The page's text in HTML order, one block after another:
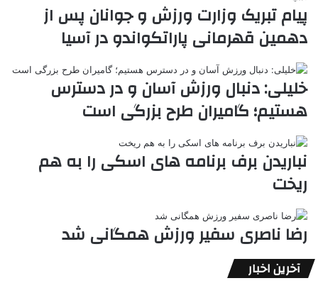
t
e
پیام تبریک وزارت ورزش و جوانان پس از
دهمین قهرمانی پاراتکواندو در آسیا
خلیلی: دنبال ورزش آسان و در دسترس
هستیم؛ گامیران طرح بزرگی است
نباریدن برف برنامه های اسکی را به هم
ریخت
رضا ناصری سفیر ورزش همگانی شد
آخرین اخبار